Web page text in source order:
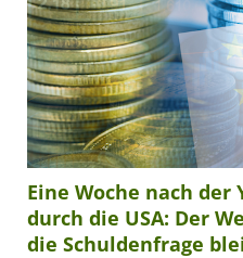
Eine Woche nach
durch die USA: Der
die Schuldenfrage